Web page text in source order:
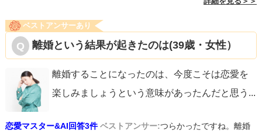
ベストアンサーあり
離婚という結果が起きたのは(39歳・女性）
離婚することになったのは、今度こそは恋愛を
楽しみましょうという意味があったんだと思う ...
恋愛マスター&AI回答3件 ベストアンサー:つらかったですね。離婚